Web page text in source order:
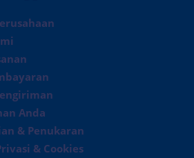
Anda
& Penukaran
& Cookies